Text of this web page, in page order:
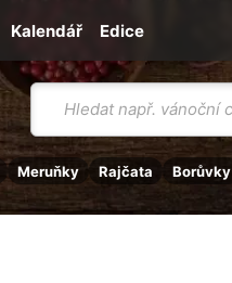
Vyhledávání
Meruňky Rajčata Borůvky
Kalendář Edice